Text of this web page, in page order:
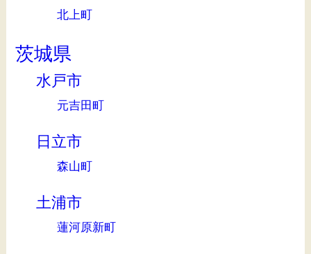
北上町
茨城県
水戸市
元吉田町
日立市
森山町
土浦市
蓮河原新町